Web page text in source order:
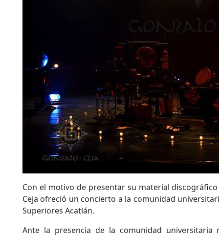
Con el motivo de presentar su material
Ceja ofreció un concierto a la comunidad
Superiores Acatlán.
Ante la presencia de la comunidad universitaria